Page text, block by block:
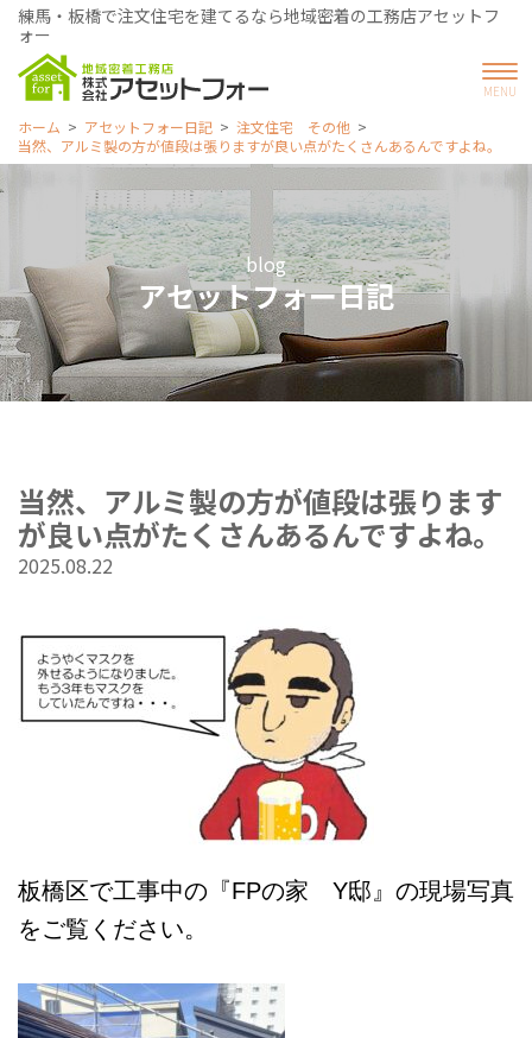
練馬・板橋で注文住宅を建てるなら地域密着の工務店アセットフ
ォー
ホーム アセットフォー日記
注文住宅 その他
当然、アルミ製の方が値段は張りますが良い点がたくさんあるんですよね。
blog
アセットフォー日記
当然、アルミ製の方が値段は張ります
が良い点がたくさんあるんですよね。
2025.08.22
板橋区で工事中の『FPの家 Y邸』の現場写真
をご覧ください。